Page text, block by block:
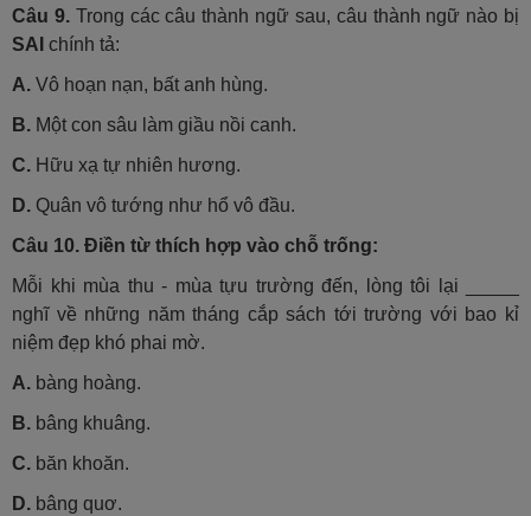
Câu 9. Trong các câu thành ngữ sau, câu thành ngữ nào bị
SAI chính tả:
A. Vô hoạn nạn, bất anh hùng.
B. Một con sâu làm giầu nồi canh.
C. Hữu xạ tự nhiên hương.
D. Quân vô tướng như hổ vô đầu.
Câu 10. Điền từ thích hợp vào chỗ trống:
Mỗi khi mùa thu - mùa tựu trường đến, lòng tôi lại _____
nghĩ về những năm tháng cắp sách tới trường với bao kỉ
niệm đẹp khó phai mờ.
A. bàng hoàng.
B. bâng khuâng.
C. băn khoăn.
D. bâng quơ.